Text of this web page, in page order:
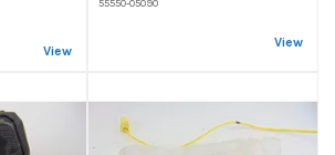
View
55550-05090
View